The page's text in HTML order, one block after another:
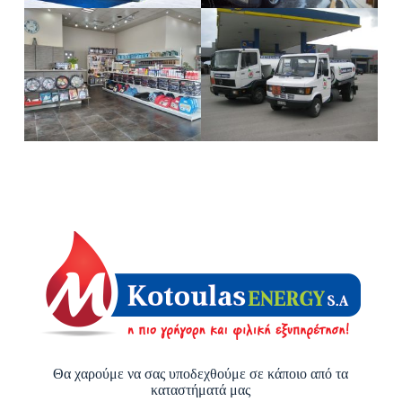
Θα χαρούμε να σας υποδεχθούμε σε κάποιο από τα
καταστήματά μας